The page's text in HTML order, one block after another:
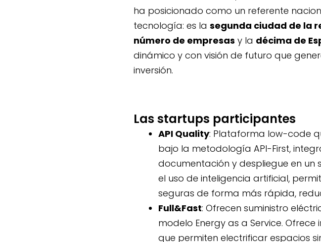
ha posicionado como un referente
tecnología: es la segunda ciudad de la
número de empresas y la décima de
dinámico y con visión de futuro que
inversión.
Las startups participantes
API Quality: Plataforma low-code
bajo la metodología API-First,
documentación y despliegue en un
el uso de inteligencia artificial,
seguras de forma más rápida,
Full&Fast: Ofrecen suministro
modelo Energy as a Service.
que permiten electrificar espacios